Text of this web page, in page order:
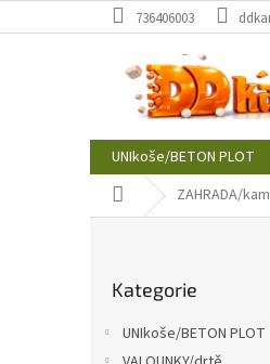
na
736406003
UNIkoše/BETON PLOT
Domů ZAHRADA/
kategorie
Kategorie
UNIkoše/BETON PLOT